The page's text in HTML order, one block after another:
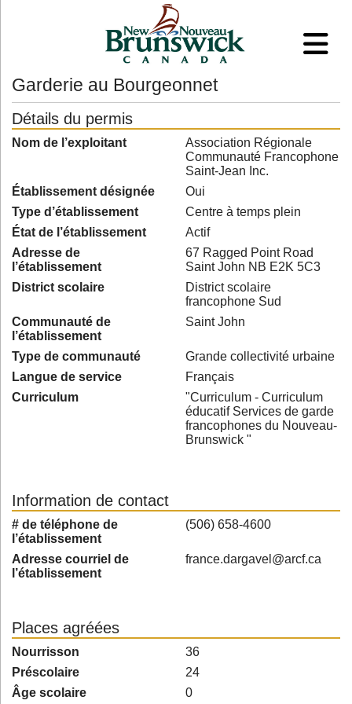
Garderie au Bourgeonnet
Détails du permis
Nom de l’exploitant
Association Régionale
Communauté Francophone
Saint-Jean Inc.
Établissement désignée
Oui
Type d’établissement
Centre à temps plein
État de l’établissement
Actif
Adresse de
l’établissement
67 Ragged Point Road
Saint John NB E2K 5C3
District scolaire
District scolaire
francophone Sud
Communauté de
l’établissement
Saint John
Type de communauté
Grande collectivité urbaine
Langue de service
Français
Curriculum
"Curriculum - Curriculum
éducatif Services de garde
francophones du Nouveau-
Brunswick "
Information de contact
# de téléphone de
l’établissement
(506) 658-4600
Adresse courriel de
l’établissement
france.dargavel@arcf.ca
Places agréées
Nourrisson
36
Préscolaire
24
Âge scolaire
0